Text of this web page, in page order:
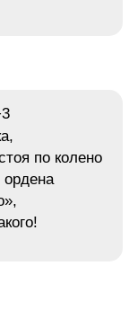
по колено
ордена